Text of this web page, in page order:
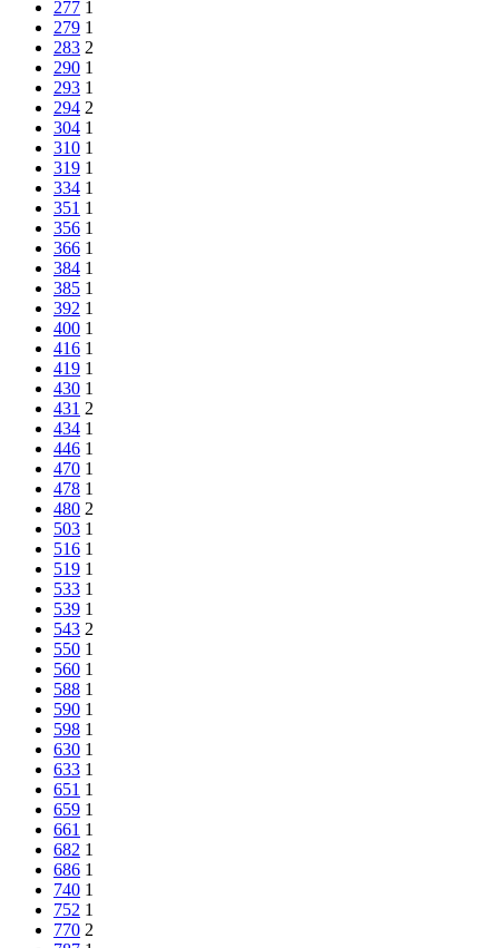
277 1
279 1
283 2
290 1
293 1
294 2
304 1
310 1
319 1
334 1
351 1
356 1
366 1
384 1
385 1
392 1
400 1
416 1
419 1
430 1
431 2
434 1
446 1
470 1
478 1
480 2
503 1
516 1
519 1
533 1
539 1
543 2
550 1
560 1
588 1
590 1
598 1
630 1
633 1
651 1
659 1
661 1
682 1
686 1
740 1
752 1
770 2